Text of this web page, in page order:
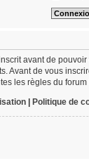
avant de
Avant de vous
les règles du
| Politique de